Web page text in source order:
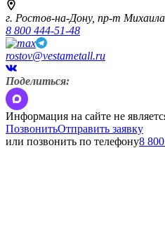
г. Ростов-на-Дону, пр-т
8 800 444-51-48
rostov@vestametall.ru
Поделиться:
Информация на сайте не
ПозвонитьОтправить заявку
или позвонить по телефону8